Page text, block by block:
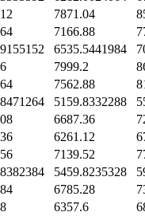
7871.04
7166.88
6535.5441984
7999.2
7562.88
5159.8332288
6687.36
6261.12
7139.52
5459.8235328
6785.28
6357.6